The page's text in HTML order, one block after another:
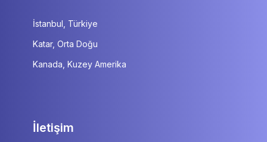
İstanbul, Türkiye
Katar, Orta Doğu
Kanada, Kuzey Amerika
İletişim